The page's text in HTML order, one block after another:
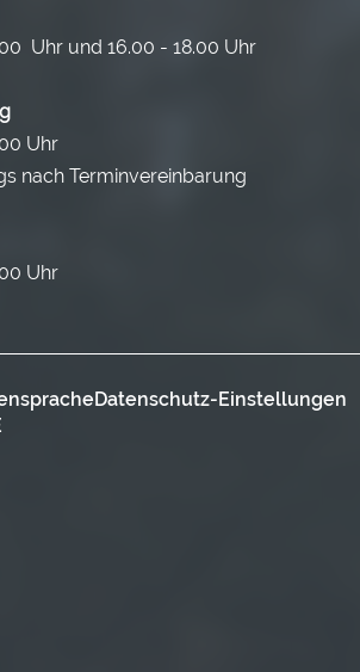
Uhr und 16.00 - 18.00 Uhr
Uhr
nach Terminvereinbarung
Uhr
Datenschutz-Einstellungen